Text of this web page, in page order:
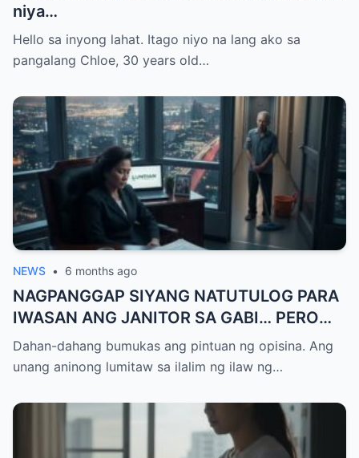
niya…
Hello sa inyong lahat. Itago niyo na lang ako sa
pangalang Chloe, 30 years old…
NEWS • 6 months ago
NAGPANGGAP SIYANG NATUTULOG PARA
IWASAN ANG JANITOR SA GABI… PERO
ANG ISANG TAWAG NA NARINIG NIYA ANG
NAGBUNYAG NG 20 MILYONG DOLYAR NA
PAGTATRAIDOR AY ANG TAONG
PINAGKATIWALAAN NIYA NANG BUONG
BUHAY…
Dahan-dahang bumukas ang pintuan ng opisina. Ang
unang aninong lumitaw sa ilalim ng ilaw ng…